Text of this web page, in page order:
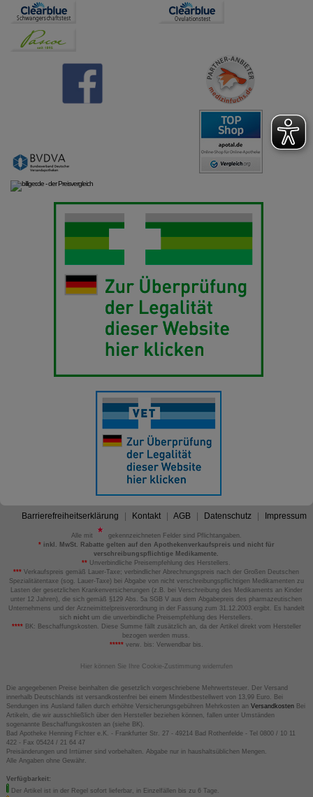
Barrierefreiheitserklärung Kontakt AGB Datenschutz Impressum
Alle mit
gekennzeichneten Felder sind Pflichtangaben.
*inkl. MwSt. Rabatte gelten auf den Apothekenverkaufspreis und nicht für
verschreibungspflichtige Medikamente.
** Unverbindliche Preisempfehlung des Herstellers.
*** Verkaufspreis gemäß Lauer-Taxe; verbindlicher Abrechnungspreis nach der Großen Deutschen
Spezialitätentaxe (sog. Lauer-Taxe) bei Abgabe von nicht verschreibungspflichtigen Medikamenten zu
Lasten der gesetzlichen Krankenversicherungen (z.B. bei Verschreibung des Medikaments an Kinder
unter 12 Jahren), die sich gemäß §129 Abs. 5a SGB V aus dem Abgabepreis des pharmazeutischen
Unternehmens und der Arzneimittelpreisverordnung in der Fassung zum 31.12.2003 ergibt. Es handelt
sich nicht um die unverbindliche Preisempfehlung des Herstellers.
****BK: Beschaffungskosten. Diese Summe fällt zusätzlich an, da der Artikel direkt vom Hersteller
bezogen werden muss.
*****verw. bis: Verwendbar bis.
Hier können Sie Ihre Cookie-Zustimmung widerrufen
Die angegebenen Preise beinhalten die gesetzlich vorgeschriebene Mehrwertsteuer. Der Versand
innerhalb Deutschlands ist versandkostenfrei bei einem Mindestbestellwert von 13,99 Euro. Bei
Sendungen ins Ausland fallen durch erhöhte Versicherungsgebühren Mehrkosten an VersandkostenBei
Artikeln, die wir ausschließlich über den Hersteller beziehen können, fallen unter Umständen
sogenannte Beschaffungskosten an (siehe BK).
Bad Apotheke Henning Fichter e.K. - Frankfurter Str. 27 - 49214 Bad Rothenfelde - Tel 0800 / 10 11
422 - Fax 05424 / 21 64 47
Preisänderungen und Irrtümer sind vorbehalten. Abgabe nur in haushaltsüblichen Mengen.
Alle Angaben ohne Gewähr.
Verfügbarkeit:
Der Artikel ist in der Regel sofort lieferbar, in Einzelfällen bis zu 6 Tage.